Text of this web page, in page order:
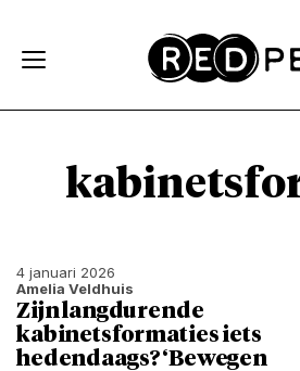
4 januari 2026
Amelia Veldhuis
Zijn langdurende
kabinetsformaties iets
hedendaags? ‘Bewegen